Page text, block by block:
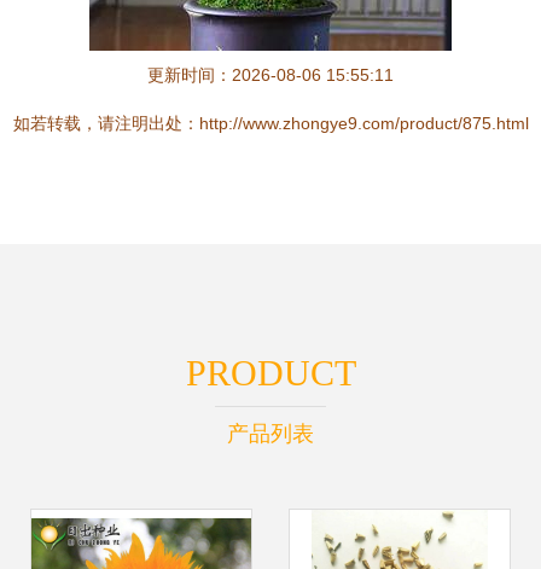
更新时间：2026-08-06 15:55:11
如若转载，请注明出处：http://www.zhongye9.com/product/875.html
PRODUCT
产品列表